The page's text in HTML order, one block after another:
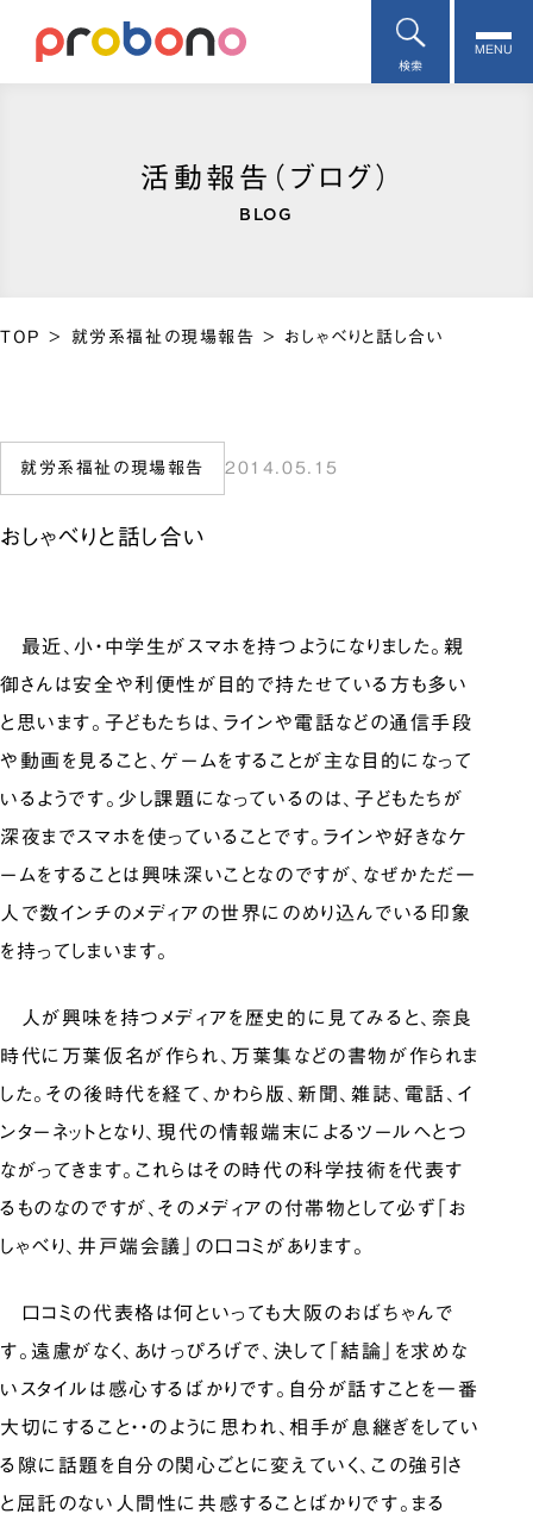
検索
MENU
活動報告（ブログ）
BLOG
TOP > 就労系福祉の現場報告 >おしゃべりと話し合い
就労系福祉の現場報告 2014.05.15
おしゃべりと話し合い
最近、小・中学生がスマホを持つようになりました。親
御さんは安全や利便性が目的で持たせている方も多い
と思います。子どもたちは、ラインや電話などの通信手段
や動画を見ること、ゲームをすることが主な目的になって
いるようです。少し課題になっているのは、子どもたちが
深夜までスマホを使っていることです。ラインや好きなケ
ームをすることは興味深いことなのですが、なぜかただ一
人で数インチのメディアの世界にのめり込んでいる印象
を持ってしまいます。
人が興味を持つメディアを歴史的に見てみると、奈良
時代に万葉仮名が作られ、万葉集などの書物が作られま
した。その後時代を経て、かわら版、新聞、雑誌、電話、イ
ンターネットとなり、現代の情報端末によるツールへとつ
ながってきます。これらはその時代の科学技術を代表す
るものなのですが、そのメディアの付帯物として必ず「お
しゃべり、井戸端会議」の口コミがあります。
口コミの代表格は何といっても大阪のおばちゃんで
す。遠慮がなく、あけっぴろげで、決して「結論」を求めな
いスタイルは感心するばかりです。自分が話すことを一番
大切にすること・・のように思われ、相手が息継ぎをしてい
る隙に話題を自分の関心ごとに変えていく、この強引さ
と屈託のない人間性に共感することばかりです。まる